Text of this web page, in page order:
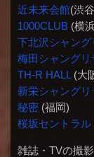
近未来会館(渋
1000CLUB(横
下北沢シャング
梅田シャングリ
TH-R HALL(大
新栄シャングリ
秘密(福岡)
桜坂セントラル
雑誌・TVの撮